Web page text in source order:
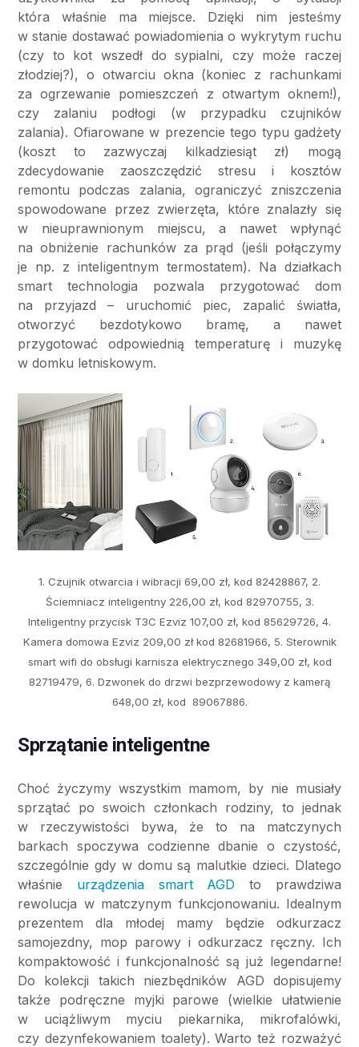
która właśnie ma miejsce. Dzięki nim jesteśmy
w stanie dostawać powiadomienia o wykrytym ruchu
(czy to kot wszedł do sypialni, czy może raczej
złodziej?), o otwarciu okna (koniec z rachunkami
za ogrzewanie pomieszczeń z otwartym oknem!),
czy zalaniu podłogi (w przypadku czujników
zalania). Ofiarowane w prezencie tego typu gadżety
(koszt to zazwyczaj kilkadziesiąt zł) mogą
zdecydowanie zaoszczędzić stresu i kosztów
remontu podczas zalania, ograniczyć zniszczenia
spowodowane przez zwierzęta, które znalazły się
w nieuprawnionym miejscu, a nawet wpłynąć
na obniżenie rachunków za prąd (jeśli połączymy
je np. z inteligentnym termostatem). Na działkach
smart technologia pozwala przygotować dom
na przyjazd – uruchomić piec, zapalić światła,
otworzyć bezdotykowo bramę, a nawet
przygotować odpowiednią temperaturę i muzykę
w domku letniskowym.
1. Czujnik otwarcia i wibracji 69,00 zł, kod 82428867, 2.
Ściemniacz inteligentny 226,00 zł, kod 82970755, 3.
Inteligentny przycisk T3C Ezviz 107,00 zł, kod 85629726, 4.
Kamera domowa Ezviz 209,00 zł kod 82681966, 5. Sterownik
smart wifi do obsługi karnisza elektrycznego 349,00 zł, kod
82719479, 6. Dzwonek do drzwi bezprzewodowy z kamerą
648,00 zł, kod 89067886.
Sprzątanie inteligentne
Choć życzymy wszystkim mamom, by nie musiały
sprzątać po swoich członkach rodziny, to jednak
w rzeczywistości bywa, że to na matczynych
barkach spoczywa codzienne dbanie o czystość,
szczególnie gdy w domu są malutkie dzieci. Dlatego
właśnie urządzenia smart AGD to prawdziwa
rewolucja w matczynym funkcjonowaniu. Idealnym
prezentem dla młodej mamy będzie odkurzacz
samojezdny, mop parowy i odkurzacz ręczny. Ich
kompaktowość i funkcjonalność są już legendarne!
Do kolekcji takich niezbędników AGD dopisujemy
także podręczne myjki parowe (wielkie ułatwienie
w uciążliwym myciu piekarnika, mikrofalówki,
czy dezynfekowaniem toalety). Warto też rozważyć